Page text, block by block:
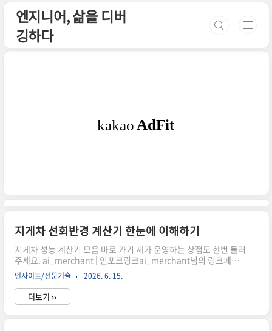
엔지니어, 삶을 디버
깅하다
지게차 선회반경 계산기 한눈에 이해하기
지게차 성능 계산기 모음 바로 가기 제가 운영하는 상점도 한번 들러
주세요. ai_merchant | 인포크링크ai_merchant님의 링크페이
지를 구경해보세요 👀link.inpock.co.kr 최소 회전 공간 어떻게 계
산할까?지게차 작업 시 가장 중요한 요소 중 하나는 바로 회전 공간
입니다. 좁은 창고나 물류 현장에서 효율적으로 움직이기 위해서는
정확한 선회반경 계산이 필수입니다. 이 글에서는 휠베이스와 조향
인사이트/전문기술 2026. 6. 15.
더보기 ››